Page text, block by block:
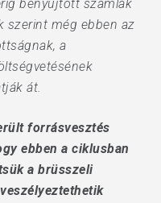
benyújtott számlák
szerint még ebben az
a
át.
forrásvesztés
ebben a ciklusban
a brüsszeli